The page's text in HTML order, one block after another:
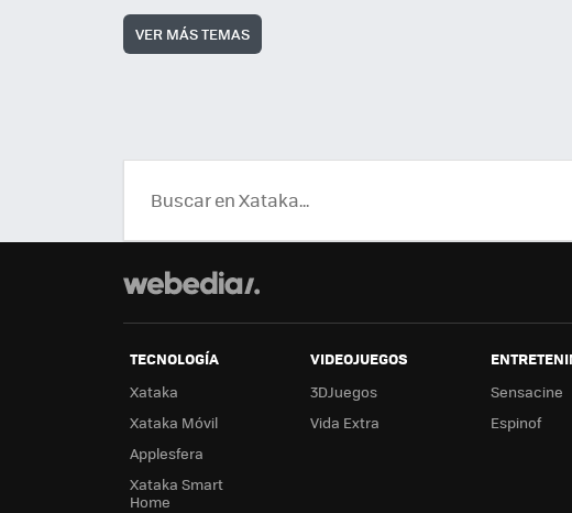
VER MÁS TEMAS
TECNOLOGÍA
Xataka
Xataka Móvil
Applesfera
Xataka Smart
Home
VIDEOJUEGOS
3DJuegos
Vida Extra
Sensacine
Espinof